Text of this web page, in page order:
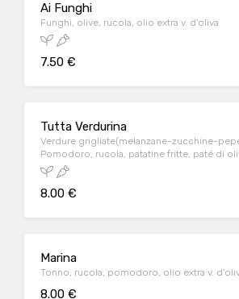
Ai Funghi
Funghi, olive, rucola, olio extra v. d'oliva
7.50 €
Tutta Verdurina
Verdure grigliate(melanzane-zucchine-
Pomodoro, rucola, patatine fritte, paté di
8.00 €
Marina
Tonno, rucola, pomodoro, olio extra v.
8.00 €